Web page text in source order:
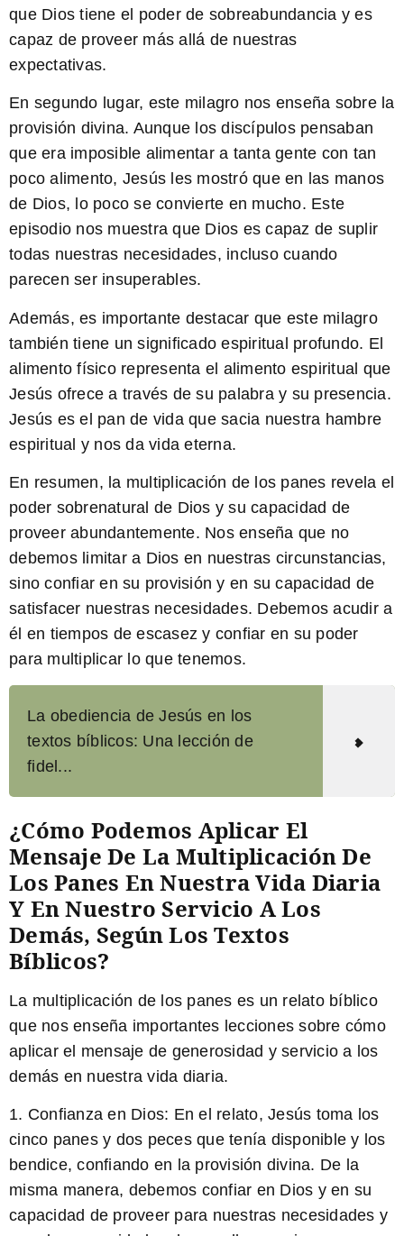
que Dios tiene el poder de sobreabundancia y es
capaz de proveer más allá de nuestras
expectativas.
En segundo lugar, este milagro nos enseña sobre la
provisión divina. Aunque los discípulos pensaban
que era imposible alimentar a tanta gente con tan
poco alimento, Jesús les mostró que en las manos
de Dios, lo poco se convierte en mucho. Este
episodio nos muestra que Dios es capaz de suplir
todas nuestras necesidades, incluso cuando
parecen ser insuperables.
Además, es importante destacar que este milagro
también tiene un significado espiritual profundo. El
alimento físico representa el alimento espiritual que
Jesús ofrece a través de su palabra y su presencia.
Jesús es el pan de vida que sacia nuestra hambre
espiritual y nos da vida eterna.
En resumen, la multiplicación de los panes revela el
poder sobrenatural de Dios y su capacidad de
proveer abundantemente. Nos enseña que no
debemos limitar a Dios en nuestras circunstancias,
sino confiar en su provisión y en su capacidad de
satisfacer nuestras necesidades. Debemos acudir a
él en tiempos de escasez y confiar en su poder
para multiplicar lo que tenemos.
La obediencia de Jesús en los
textos bíblicos: Una lección de
fidel...
¿Cómo Podemos Aplicar El
Mensaje De La Multiplicación De
Los Panes En Nuestra Vida Diaria
Y En Nuestro Servicio A Los
Demás, Según Los Textos
Bíblicos?
La multiplicación de los panes es un relato bíblico
que nos enseña importantes lecciones sobre cómo
aplicar el mensaje de generosidad y servicio a los
demás en nuestra vida diaria.
1. Confianza en Dios: En el relato, Jesús toma los
cinco panes y dos peces que tenía disponible y los
bendice, confiando en la provisión divina. De la
misma manera, debemos confiar en Dios y en su
capacidad de proveer para nuestras necesidades y